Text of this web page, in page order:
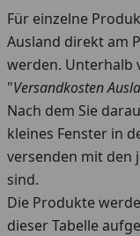
Für einzelne
Ausland direkt am
werden. Unterhalb
"Versandkosten
Nach dem Sie
kleines Fenster in
versenden mit den
sind.
Die Produkte
dieser Tabelle